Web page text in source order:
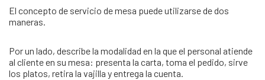
El concepto de servicio de mesa puede utilizarse de dos
maneras.
Por un lado, describe la modalidad en la que el personal atiende
al cliente en su mesa: presenta la carta, toma el pedido, sirve
los platos, retira la vajilla y entrega la cuenta.